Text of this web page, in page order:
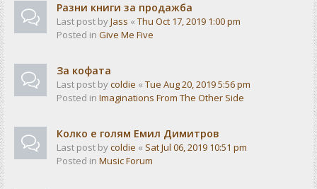
Разни книги за продажба
Last post byJass « Thu Oct 17, 2019 1:00 pm
Posted in Give Me Five
За кофата
Last post bycoldie « Tue Aug 20, 2019 5:56 pm
Posted in Imaginations From The Other Side
Колко е голям Емил Димитров
Last post bycoldie « Sat Jul 06, 2019 10:51 pm
Posted in Music Forum